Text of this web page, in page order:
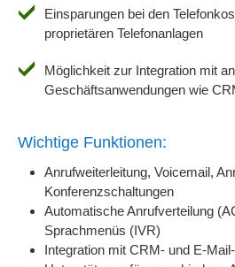
Einsparungen bei den
proprietären Telefonanlagen
Möglichkeit zur Integration mit
Geschäftsanwendungen wie
Wichtige Funktionen:
Anrufweiterleitung, Voicemail,
Konferenzschaltungen
Automatische Anrufverteilung
Sprachmenüs (IVR)
Integration mit CRM- und E-